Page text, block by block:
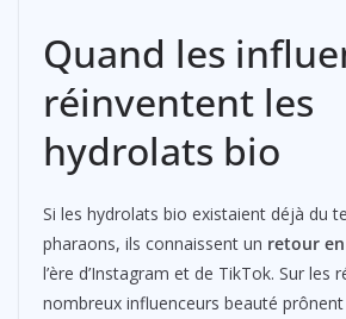
Quand les
réinventent les
hydrolats bio
Si les hydrolats bio existaient déjà du
pharaons, ils connaissent un retour
l’ère d’Instagram et de TikTok. Sur les
nombreux influenceurs beauté